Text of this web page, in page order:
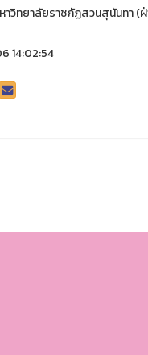
าวิทยาลัยราชภัฏสวนสุนันทา
14:02:54